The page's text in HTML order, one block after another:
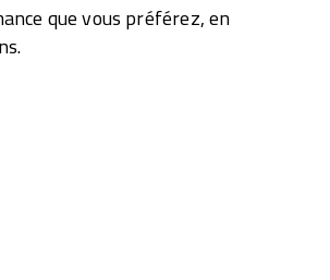
que vous préférez, en